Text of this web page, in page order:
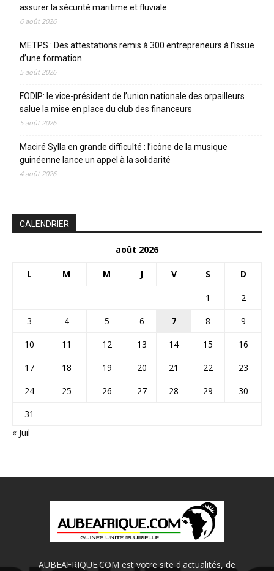
assurer la sécurité maritime et fluviale
6 août 2026
METPS : Des attestations remis à 300 entrepreneurs à l’issue
d’une formation
5 août 2026
FODIP: le vice-président de l’union nationale des orpailleurs
salue la mise en place du club des financeurs
5 août 2026
Maciré Sylla en grande difficulté : l’icône de la musique
guinéenne lance un appel à la solidarité
4 août 2026
CALENDRIER
août 2026
L M M J V S D
1
2
3
4 5 6 7 8
9
10
11 12 13 14 15
16
17
18 19 20 21 22
23
24
25 26 27 28 29
30
31
« Juil
AUBEAFRIQUE.COM est votre site d'actualités, de